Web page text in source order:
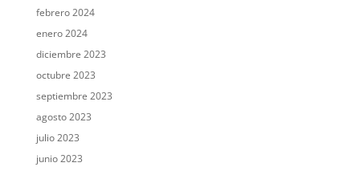
febrero 2024
enero 2024
diciembre 2023
octubre 2023
septiembre 2023
agosto 2023
julio 2023
junio 2023